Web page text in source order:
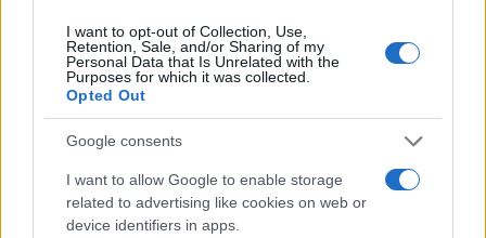
I want to opt-out of Collection, Use,
Retention, Sale, and/or Sharing of my
Personal Data that Is Unrelated with the
Purposes for which it was collected.
Opted Out
Google consents
I want to allow Google to enable storage
related to advertising like cookies on web or
device identifiers in apps.
Emma trasforma il bikini animalier in un must-have
Cristian Castiglioni · 7 Ago 2026
BELLEZZA